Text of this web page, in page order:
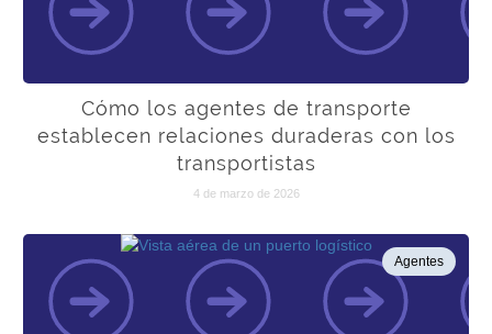
Cómo los agentes de transporte
establecen relaciones duraderas con los
transportistas
4 de marzo de 2026
Agentes